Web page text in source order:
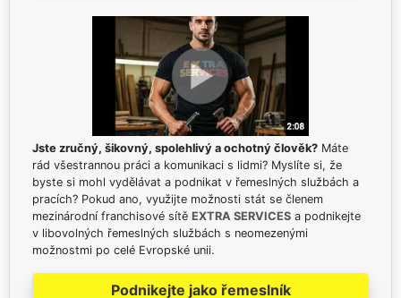
Jste zručný, šikovný, spolehlivý a ochotný člověk? Máte
rád všestrannou práci a komunikaci s lidmi? Myslíte si, že
byste si mohl vydělávat a podnikat v řemeslných službách a
pracích? Pokud ano, využijte možnosti stát se členem
mezinárodní franchisové sítě EXTRA SERVICES a podnikejte
v libovolných řemeslných službách s neomezenými
možnostmi po celé Evropské unii.
Podnikejte jako řemeslník